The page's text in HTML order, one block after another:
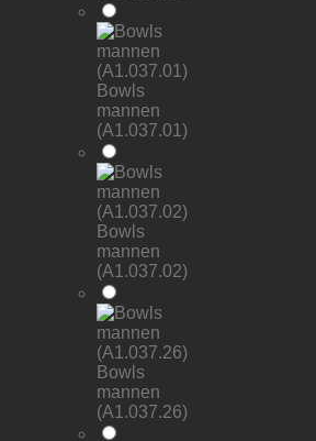
Bowls
mannen
(A1.037.01)
Bowls
mannen
(A1.037.02)
Bowls
mannen
(A1.037.26)